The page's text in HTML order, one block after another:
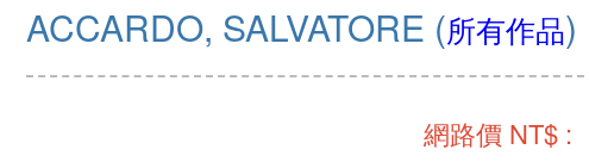
ACCARDO, SALVATORE (所有作品)
網路價 NT$ :